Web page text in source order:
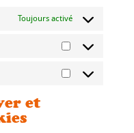
Toujours activé
Statistiques
Marketing
et